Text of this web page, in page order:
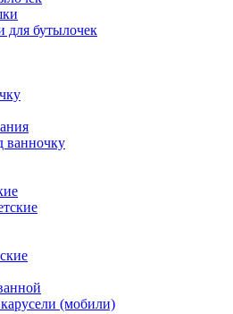
для бутылочек
ванночку
(мобили)